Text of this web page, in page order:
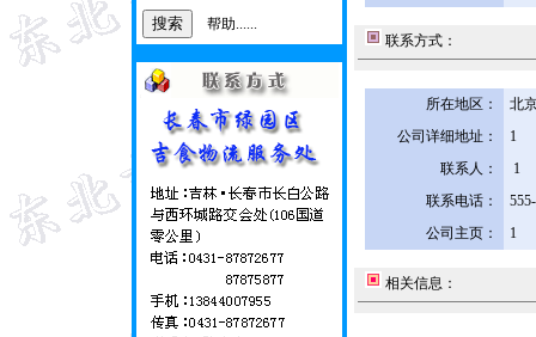
帮助......
联系方式：
所在地区：
北
公司详细地址：
1
联系人：
1
联系电话：
公司主页：
1
相关信息：